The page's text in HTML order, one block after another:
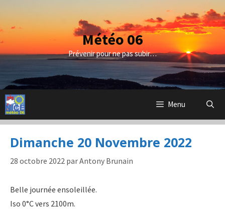
contenu
Météo 06
Prévenir pour ne pas subir…
Menu
Dimanche 20 Novembre 2022
28 octobre 2022 parAntony Brunain
Belle journée ensoleillée.
Iso 0°C vers 2100m.